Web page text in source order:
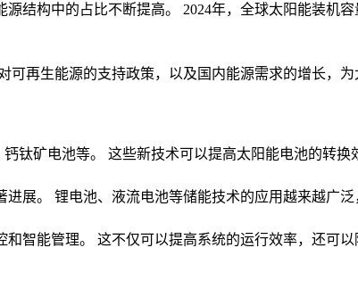
结构中的占比不断提高。 2024年，全球太阳能装机
再生能源的支持政策，以及国内能源需求的增长，为
钛矿电池等。 这些新技术可以提高太阳能电池的转换
展。 锂电池、液流电池等储能技术的应用越来越广泛
智能管理。 这不仅可以提高系统的运行效率，还可以